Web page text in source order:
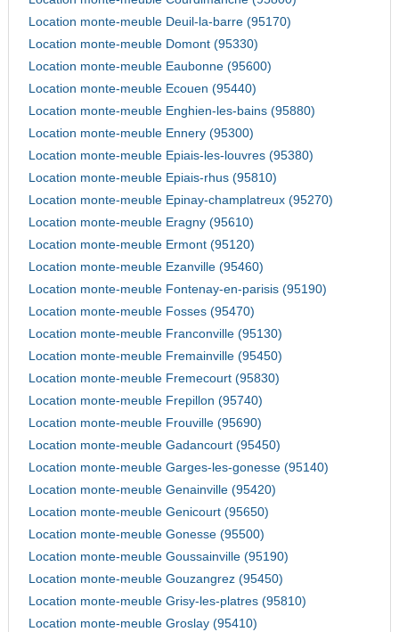
Location monte-meuble Deuil-la-barre (95170)
Location monte-meuble Domont (95330)
Location monte-meuble Eaubonne (95600)
Location monte-meuble Ecouen (95440)
Location monte-meuble Enghien-les-bains (95880)
Location monte-meuble Ennery (95300)
Location monte-meuble Epiais-les-louvres (95380)
Location monte-meuble Epiais-rhus (95810)
Location monte-meuble Epinay-champlatreux (95270)
Location monte-meuble Eragny (95610)
Location monte-meuble Ermont (95120)
Location monte-meuble Ezanville (95460)
Location monte-meuble Fontenay-en-parisis (95190)
Location monte-meuble Fosses (95470)
Location monte-meuble Franconville (95130)
Location monte-meuble Fremainville (95450)
Location monte-meuble Fremecourt (95830)
Location monte-meuble Frepillon (95740)
Location monte-meuble Frouville (95690)
Location monte-meuble Gadancourt (95450)
Location monte-meuble Garges-les-gonesse (95140)
Location monte-meuble Genainville (95420)
Location monte-meuble Genicourt (95650)
Location monte-meuble Gonesse (95500)
Location monte-meuble Goussainville (95190)
Location monte-meuble Gouzangrez (95450)
Location monte-meuble Grisy-les-platres (95810)
Location monte-meuble Groslay (95410)